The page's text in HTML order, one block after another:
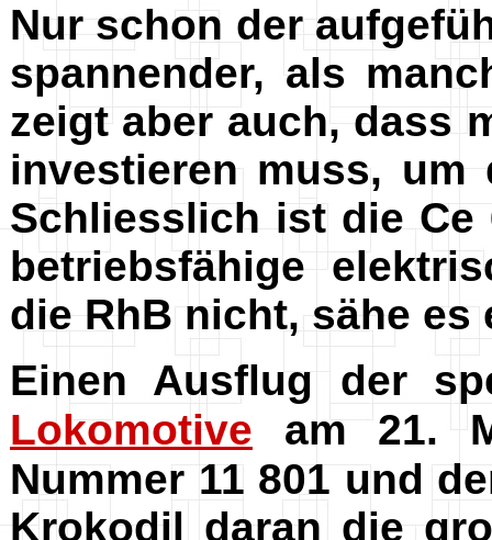
Nur schon der
spannender, als
zeigt aber auch, dass
investieren muss, um
Schliesslich ist die Ce
betriebsfähige
die RhB nicht, sähe es
Einen Ausflug der
Lokomotive am 21.
Nummer 11 801 und
Krokodil daran die